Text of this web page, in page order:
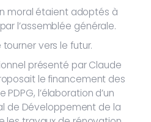
moral étaient adoptés à
l’assemblée générale.
vers le futur.
présenté par Claude
le financement des
l’élaboration d’un
de Développement de la